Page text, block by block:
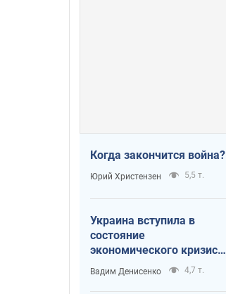
Когда закончится война?
Юрий Христензен 5,5 т.
Украина вступила в
состояние
экономического кризиса.
Есть ли свет в конце
туннеля?
Вадим Денисенко 4,7 т.